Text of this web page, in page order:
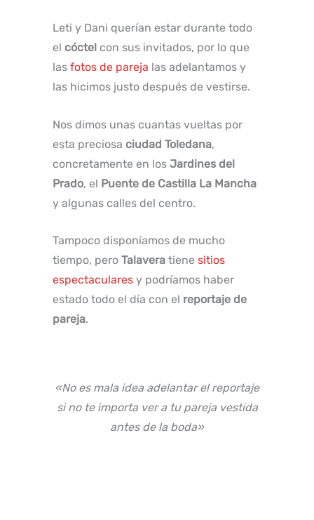
Leti y Dani querían estar durante todo
el cóctel con sus invitados, por lo que
las fotos de pareja las adelantamos y
las hicimos justo después de vestirse.
Nos dimos unas cuantas vueltas por
esta preciosa ciudad Toledana,
concretamente en los Jardines del
Prado, el Puente de Castilla La Mancha
y algunas calles del centro.
Tampoco disponíamos de mucho
tiempo, pero Talavera tiene sitios
espectaculares y podríamos haber
estado todo el día con el reportaje de
pareja.
«No es mala idea adelantar el reportaje
si no te importa ver a tu pareja vestida
antes de la boda»